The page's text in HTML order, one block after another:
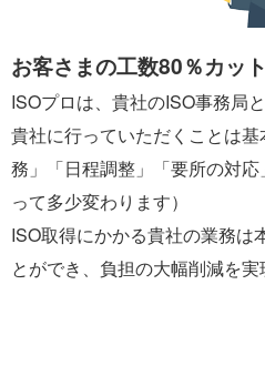
お客さまの工数80％カット
ISOプロは、貴社のISO事務局
貴社に行っていただくことは
務」「日程調整」「要所の対
って多少変わります）
ISO取得にかかる貴社の業務は
とができ、負担の大幅削減を実